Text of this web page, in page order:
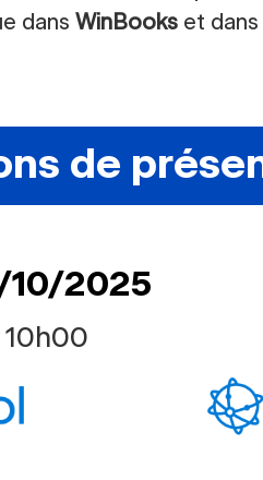
dans WinBooks et dans
de
10/2025